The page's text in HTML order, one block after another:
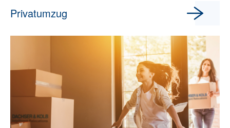
Privatumzug